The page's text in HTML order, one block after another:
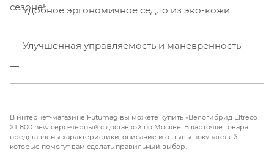
Удобное эргономичное седло из эко-кожи
Улучшенная управляемость и маневренность
6-скоростная трансмиссия Shimano с
сезоне!
В интернет-магазине Futumag вы можете купить «Велогибрид Eltreco
XT 800 new серо-черный с доставкой по Москве. В карточке товара
представлены характеристики, описание и отзывы покупателей,
которые помогут вам сделать правильный выбор.